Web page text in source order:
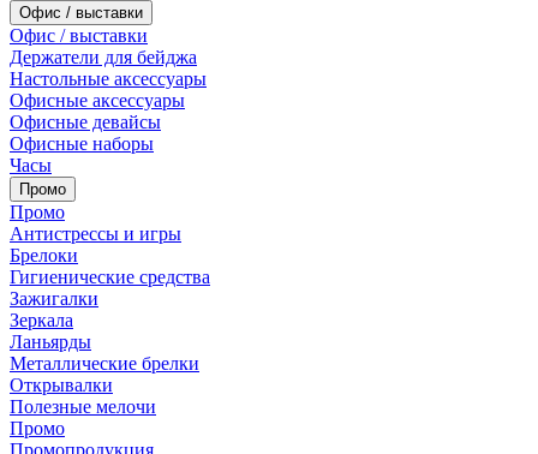
Офис / выставки
Офис / выставки
Держатели для бейджа
Настольные аксессуары
Офисные аксессуары
Офисные девайсы
Офисные наборы
Часы
Промо
Промо
Антистрессы и игры
Брелоки
Гигиенические средства
Зажигалки
Зеркала
Ланьярды
Металлические брелки
Открывалки
Полезные мелочи
Промо
Промопродукция